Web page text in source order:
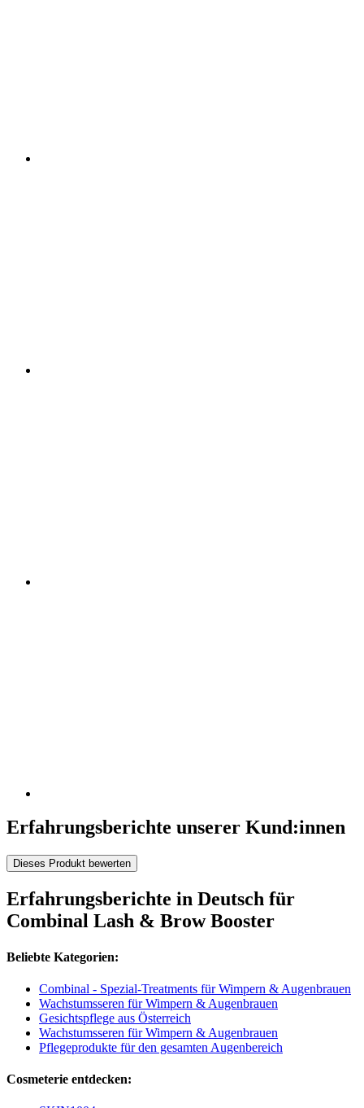
Erfahrungsberichte unserer Kund:innen
Dieses Produkt bewerten
Erfahrungsberichte in Deutsch für
Combinal Lash & Brow Booster
Beliebte Kategorien:
Combinal - Spezial-Treatments für Wimpern & Augenbrauen
Wachstumsseren für Wimpern & Augenbrauen
Gesichtspflege aus Österreich
Wachstumsseren für Wimpern & Augenbrauen
Pflegeprodukte für den gesamten Augenbereich
Cosmeterie entdecken: